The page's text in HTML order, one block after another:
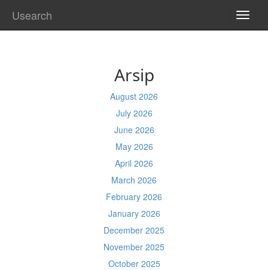
Usearch
Arsip
August 2026
July 2026
June 2026
May 2026
April 2026
March 2026
February 2026
January 2026
December 2025
November 2025
October 2025